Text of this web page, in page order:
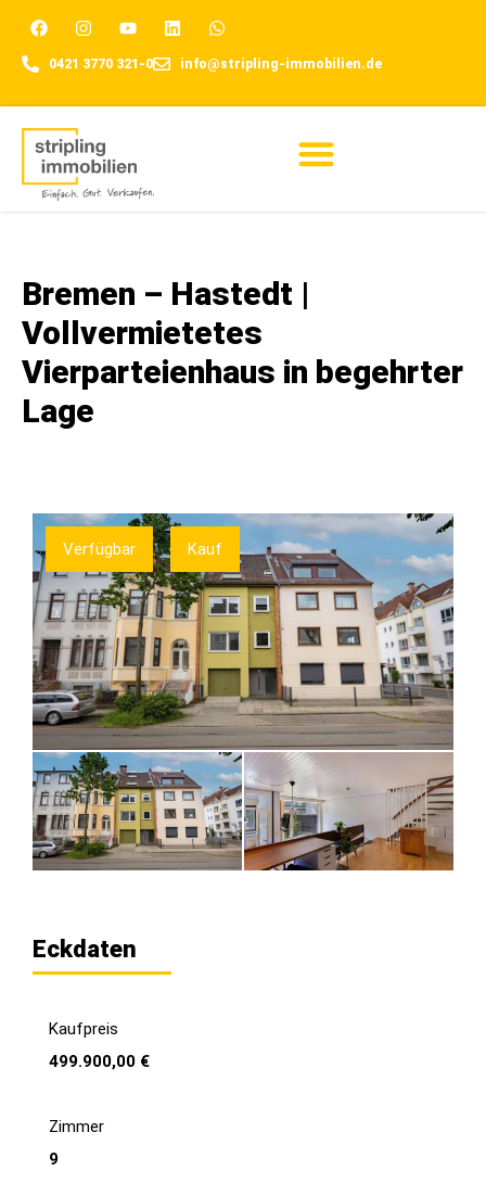
0421 3770 321-0 info@stripling-immobilien.de
Bremen – Hastedt |
Vollvermietetes
Vierparteienhaus in begehrter
Lage
Verfügbar Kauf
Eckdaten
Kaufpreis
499.900,00 €
Zimmer
9